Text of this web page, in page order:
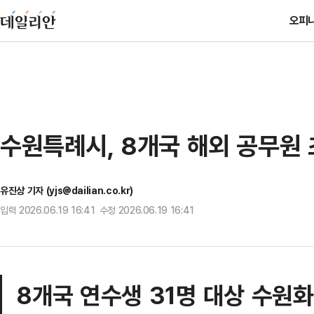
오피
수원특례시, 8개국 해외 공무원
유진상 기자 (yjs@dailian.co.kr)
입력 2026.06.19 16:41 수정 2026.06.19 16:41
8개국 연수생 31명 대상 수원